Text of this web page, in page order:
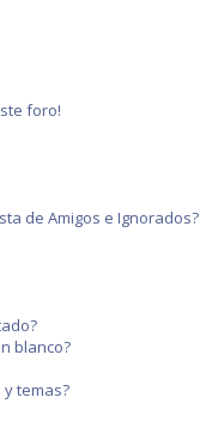
foro!
de Amigos e Ignorados?
blanco?
temas?